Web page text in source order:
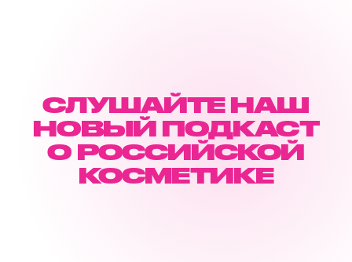
СЛУШАЙТЕ НАШ
НОВЫЙ ПОДКАСТ
О РОССИЙСКОЙ
КОСМЕТИКЕ